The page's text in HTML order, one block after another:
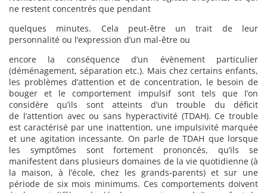
ne restent concentrés que pendant
quelques minutes. Cela peut-être un trait de leur
personnalité ou l’expression d’un mal-être ou
encore la conséquence d’un évènement particulier
(déménagement, séparation etc.). Mais chez certains enfants,
les problèmes d’attention et de concentration, le besoin de
bouger et le comportement impulsif sont tels que l’on
considère qu’ils sont atteints d’un trouble du déficit
de l’attention avec ou sans hyperactivité (TDAH). Ce trouble
est caractérisé par une inattention, une impulsivité marquée
et une agitation incessante. On parle de TDAH que lorsque
les symptômes sont fortement prononcés, qu’ils se
manifestent dans plusieurs domaines de la vie quotidienne (à
la maison, à l’école, chez les grands-parents) et sur une
période de six mois minimums. Ces comportements doivent